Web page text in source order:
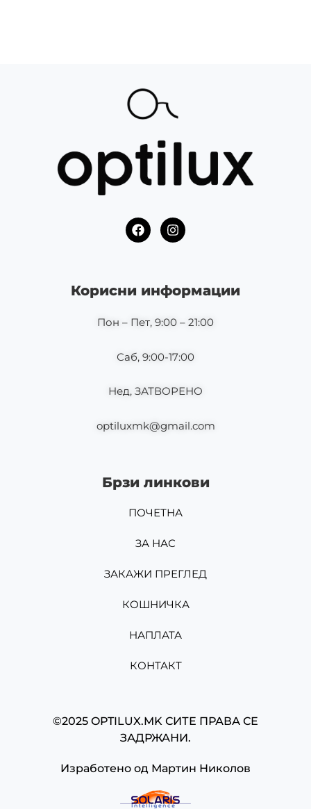
F
a
o
o
I
n
g
r
m
Корисни информации
Пон – Пет, 9:00 – 21:00
Саб, 9:00-17:00
Нед, ЗАТВОРЕНО
optiluxmk@gmail.com
Брзи линкови
ПОЧЕТНА
ЗА НАС
ЗАКАЖИ ПРЕГЛЕД
КОШНИЧКА
НАПЛАТА
КОНТАКТ
©2025 OPTILUX.MK СИТЕ ПРАВА СЕ
ЗАДРЖАНИ.
Изработено од Мартин Николов